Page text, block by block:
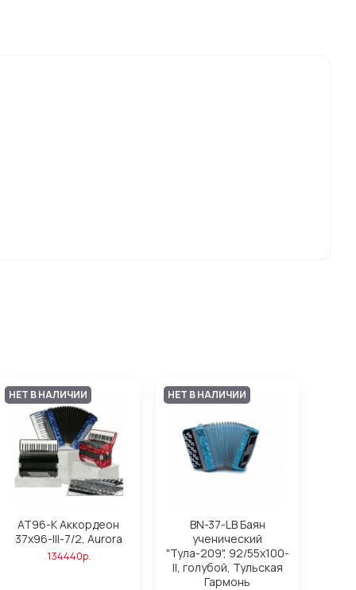
НЕТ В НАЛИЧИИ
AT96-K Аккордеон
37х96-III-7/2, Aurora
134440р.
НЕТ В НАЛИЧИИ
BN-37-LB Баян
ученический
"Тула-209", 92/55х100-
II, голубой, Тульская
Гармонь